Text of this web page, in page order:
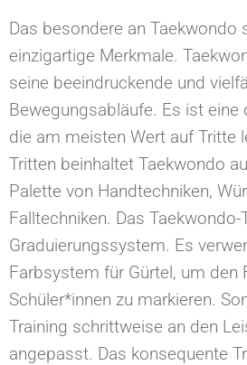
Das besondere an Taekwondo
einzigartige Merkmale.
seine beeindruckende und
Bewegungsabläufe. Es ist eine
die am meisten Wert auf Tritte
Tritten beinhaltet Taekwondo
Palette von Handtechniken,
Falltechniken. Das
Graduierungssystem. Es
Farbsystem für Gürtel, um den
Schüler*innen zu markieren.
Training schrittweise an den
angepasst. Das konsequente